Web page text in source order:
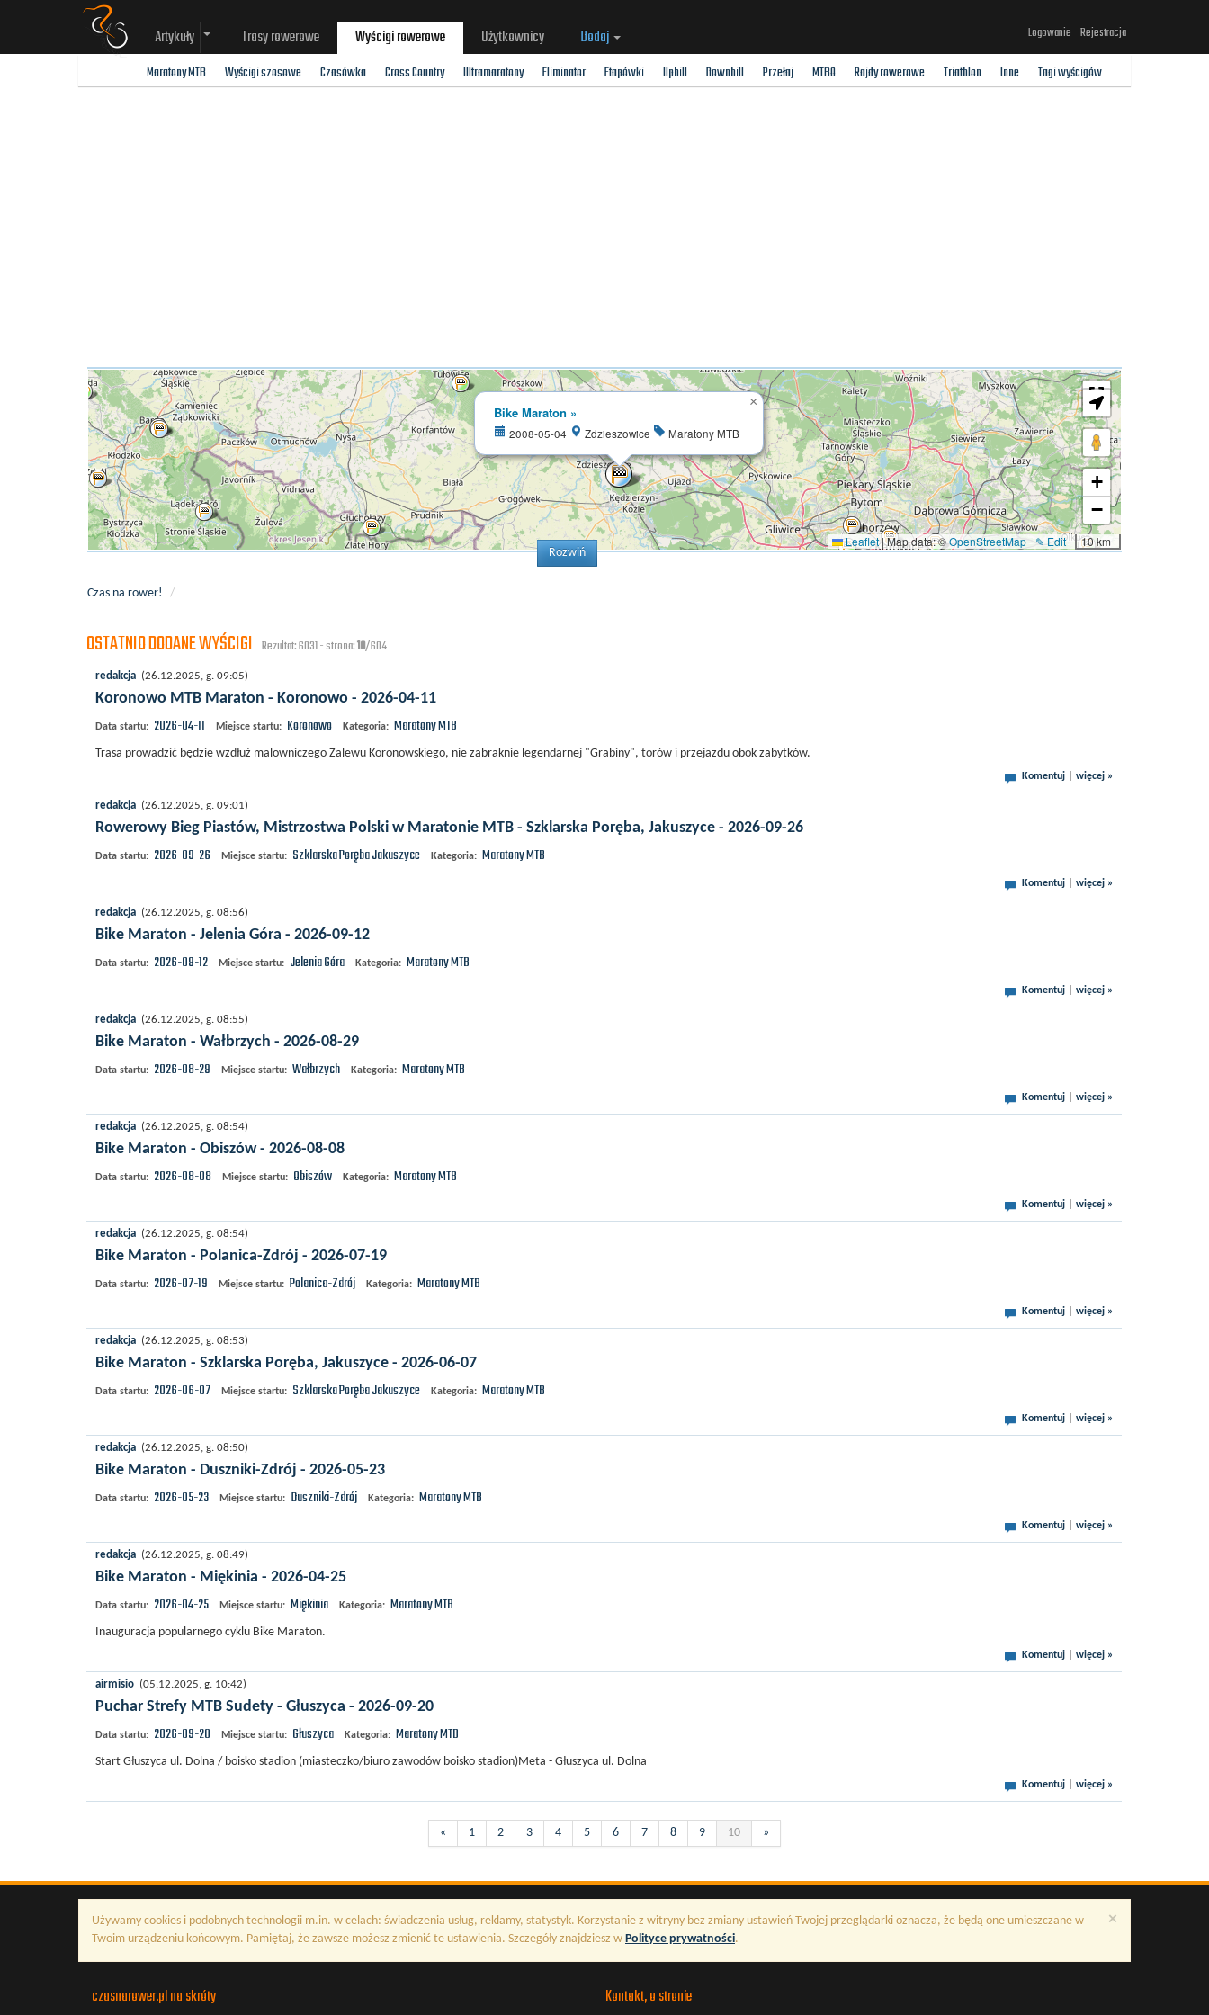
Logowanie Rejestracja
Artykuły Trasy rowerowe Wyścigi rowerowe Użytkownicy Dodaj
Maratony MTB Wyścigi szosowe Czasówka Cross Country Ultramaratony Eliminator Etapówki Uphill Downhill Przełaj MTBO Rajdy rowerowe Triathlon Inne Tagi wyścigów
Bike Maraton »
2008-05-04 Zdzieszowice Maratony MTB
×
+
−
10 km
✎ Edit
Leaflet|Map data: ©OpenStreetMap
Rozwiń
Czas na rower! /
OSTATNIO DODANE WYŚCIGI Rezultat: 6031 - strona:10/604
redakcja (26.12.2025, g. 09:05)
Koronowo MTB Maraton - Koronowo - 2026-04-11
Data startu: 2026-04-11 Miejsce startu: Koronowo Kategoria: Maratony MTB
Trasa prowadzić będzie wzdłuż malowniczego Zalewu Koronowskiego, nie zabraknie legendarnej "Grabiny", torów i przejazdu obok zabytków.
Komentuj więcej »
redakcja (26.12.2025, g. 09:01)
Rowerowy Bieg Piastów, Mistrzostwa Polski w Maratonie MTB - Szklarska Poręba, Jakuszyce - 2026-09-26
Data startu: 2026-09-26 Miejsce startu: Szklarska PorębaJakuszyce Kategoria: Maratony MTB
Komentuj więcej »
redakcja (26.12.2025, g. 08:56)
Bike Maraton - Jelenia Góra - 2026-09-12
Data startu: 2026-09-12 Miejsce startu: Jelenia Góra Kategoria: Maratony MTB
Komentuj więcej »
redakcja (26.12.2025, g. 08:55)
Bike Maraton - Wałbrzych - 2026-08-29
Data startu: 2026-08-29 Miejsce startu: Wałbrzych Kategoria: Maratony MTB
Komentuj więcej »
redakcja (26.12.2025, g. 08:54)
Bike Maraton - Obiszów - 2026-08-08
Data startu: 2026-08-08 Miejsce startu: Obiszów Kategoria: Maratony MTB
Komentuj więcej »
redakcja (26.12.2025, g. 08:54)
Bike Maraton - Polanica-Zdrój - 2026-07-19
Data startu: 2026-07-19 Miejsce startu: Polanica-Zdrój Kategoria: Maratony MTB
Komentuj więcej »
redakcja (26.12.2025, g. 08:53)
Bike Maraton - Szklarska Poręba, Jakuszyce - 2026-06-07
Data startu: 2026-06-07 Miejsce startu: Szklarska PorębaJakuszyce Kategoria: Maratony MTB
Komentuj więcej »
redakcja (26.12.2025, g. 08:50)
Bike Maraton - Duszniki-Zdrój - 2026-05-23
Data startu: 2026-05-23 Miejsce startu: Duszniki-Zdrój Kategoria: Maratony MTB
Komentuj więcej »
redakcja (26.12.2025, g. 08:49)
Bike Maraton - Miękinia - 2026-04-25
Data startu: 2026-04-25 Miejsce startu: Miękinia Kategoria: Maratony MTB
Inauguracja popularnego cyklu Bike Maraton.
Komentuj więcej »
airmisio (05.12.2025, g. 10:42)
Puchar Strefy MTB Sudety - Głuszyca - 2026-09-20
Data startu: 2026-09-20 Miejsce startu: Głuszyca Kategoria: Maratony MTB
Start Głuszyca ul. Dolna / boisko stadion (miasteczko/biuro zawodów boisko stadion)Meta - Głuszyca ul. Dolna
Komentuj więcej »
« 1 2 3 4 5 6 7 8 9 10 »
×
Używamy cookies i podobnych technologii m.in. w celach: świadczenia usług, reklamy, statystyk. Korzystanie z witryny bez zmiany ustawień Twojej przeglądarki oznacza, że będą one umieszczane w
Twoim urządzeniu końcowym. Pamiętaj, że zawsze możesz zmienić te ustawienia. Szczegóły znajdziesz w Polityce prywatności.
czasnarower.pl na skróty Kontakt, o stronie